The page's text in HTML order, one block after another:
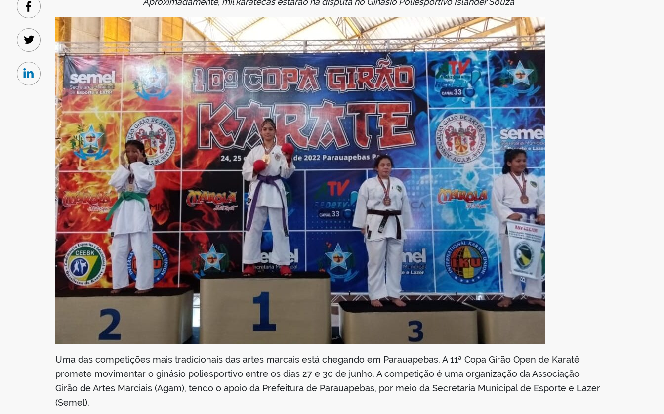
Uma das competições mais tradicionais das artes marcais está chegando em Parauapebas. A 11ª Copa Girão Open de Karatê
promete movimentar o ginásio poliesportivo entre os dias 27 e 30 de junho. A competição é uma organização da Associação
Girão de Artes Marciais (Agam), tendo o apoio da Prefeitura de Parauapebas, por meio da Secretaria Municipal de Esporte e Lazer
(Semel).
Facebook
Twitter
Linkedin